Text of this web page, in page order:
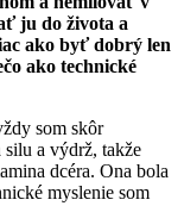
ju do života a
ako byť dobrý len
ako technické
som skôr
silu a výdrž, takže
dcéra. Ona bola
myslenie som